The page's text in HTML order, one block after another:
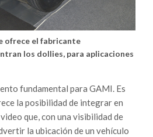
ofrece el fabricante
los dollies, para aplicaciones
fundamental para GAMI. Es
la posibilidad de integrar en
que, con una visibilidad de
la ubicación de un vehículo